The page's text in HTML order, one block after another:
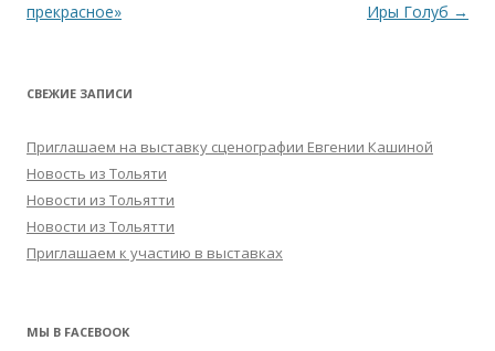
по
прекрасное»
Иры Голуб →
СВЕЖИЕ ЗАПИСИ
Приглашаем на выставку сценографии Евгении Кашиной
Новость из Тольяти
Новости из Тольятти
Новости из Тольятти
Приглашаем к участию в выставках
МЫ В FACEBOOK